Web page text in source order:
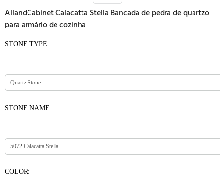
AllandCabinet Calacatta Stella Bancada de pedra de quartzo
para armário de cozinha
STONE TYPE:
STONE NAME:
COLOR: